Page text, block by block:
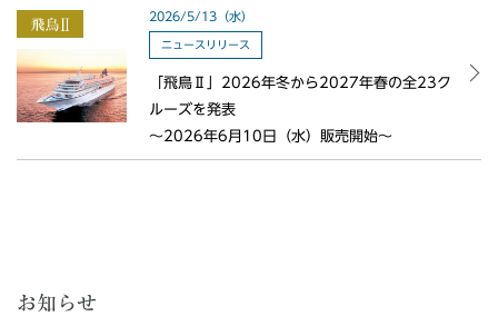
お知らせ
2026/5/13（水）
ニュースリリース
「飛鳥Ⅱ」2026年冬から2027年春の全23ク
ルーズを発表
～2026年6月10日（水）販売開始～